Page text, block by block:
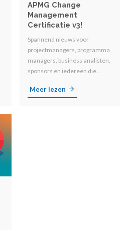
APMG Change
Management
Certificatie v3!
Spannend nieuws voor
projectmanagers, programma
managers, business analisten,
sponsors en iedereen die
organisatorische
Meer lezen